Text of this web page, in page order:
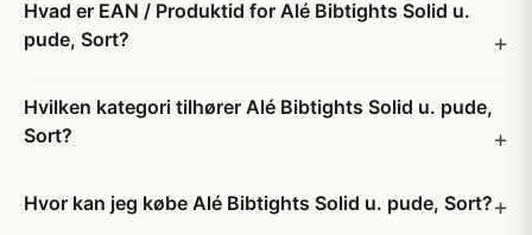
Hvad er EAN / Produktid for Alé Bibtights Solid u.
pude, Sort?
Hvilken kategori tilhører Alé Bibtights Solid u. pude,
Sort?
Hvor kan jeg købe Alé Bibtights Solid u. pude, Sort?